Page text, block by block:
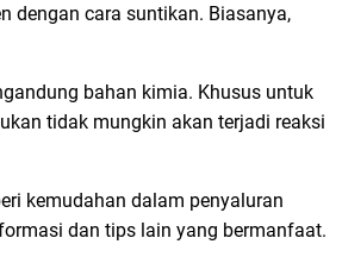
dengan cara suntikan. Biasanya,
bahan kimia. Khusus untuk
tidak mungkin akan terjadi reaksi
kemudahan dalam penyaluran
dan tips lain yang bermanfaat.